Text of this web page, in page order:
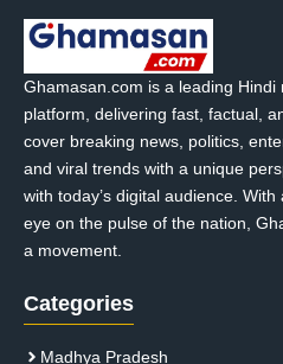
Ghamasan.com is a leading
platform, delivering fast, factual,
cover breaking news, politics,
and viral trends with a unique
with today’s digital audience.
eye on the pulse of the nation,
a movement.
Categories
Madhya Pradesh